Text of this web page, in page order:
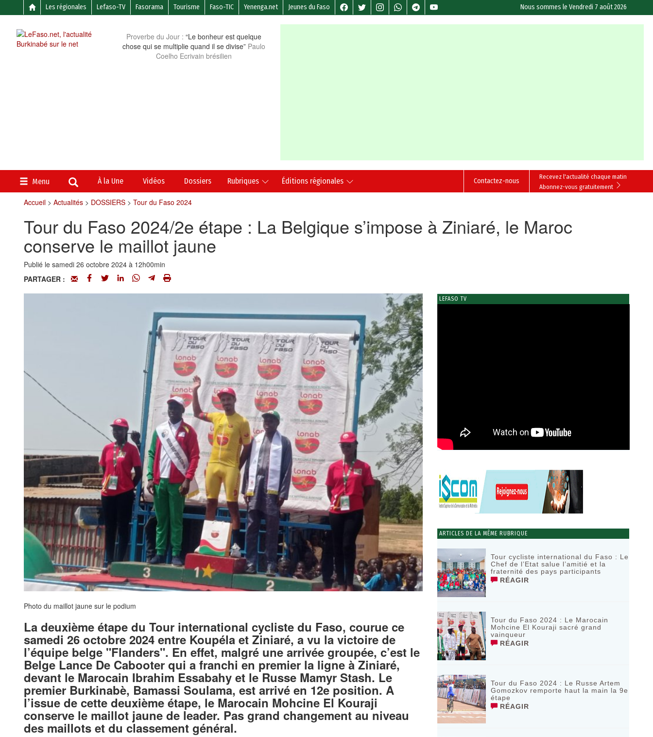
Les régionales Lefaso-TV Fasorama Tourisme Faso-TIC Yenenga.net Jeunes du Faso Nous sommes leVendredi 7 août 2026
Proverbe du Jour : “Le bonheur est quelque
chose qui se multiplie quand il se divise” Paulo
Coelho Ecrivain brésilien
Menu À la Une Vidéos Dossiers Rubriques Éditions régionales
Recevez l'actualité chaque matin
Abonnez-vous gratuitement
Contactez-nous
Accueil> Actualités> DOSSIERS> Tour du Faso 2024
Tour du Faso 2024/2e étape : La Belgique s’impose à Ziniaré, le Maroc
conserve le maillot jaune
Publié le samedi 26 octobre 2024 à 12h00min
PARTAGER :
Photo du maillot jaune sur le podium
La deuxième étape du Tour international cycliste du Faso, courue ce
samedi 26 octobre 2024 entre Koupéla et Ziniaré, a vu la victoire de
l’équipe belge "Flanders". En effet, malgré une arrivée groupée, c’est le
Belge Lance De Cabooter qui a franchi en premier la ligne à Ziniaré,
devant le Marocain Ibrahim Essabahy et le Russe Mamyr Stash. Le
premier Burkinabè, Bamassi Soulama, est arrivé en 12e position. A
l’issue de cette deuxième étape, le Marocain Mohcine El Kouraji
conserve le maillot jaune de leader. Pas grand changement au niveau
des maillots et du classement général.
LEFASO TV
ARTICLES DE LA MÊME RUBRIQUE
Tour cycliste international du Faso : Le
Chef de l’Etat salue l’amitié et la
fraternité des pays participants
RÉAGIR
Tour du Faso 2024 : Le Marocain
Mohcine El Kouraji sacré grand
vainqueur
RÉAGIR
Tour du Faso 2024 : Le Russe Artem
Gomozkov remporte haut la main la 9e
étape
RÉAGIR